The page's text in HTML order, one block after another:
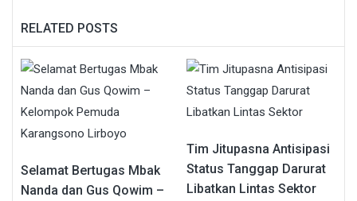
RELATED POSTS
Selamat Bertugas Mbak
Nanda dan Gus Qowim –
Tim Jitupasna Antisipasi
Status Tanggap Darurat
Libatkan Lintas Sektor